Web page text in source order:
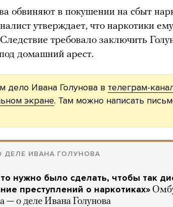
обвиняют в покушении на сбыт
утверждает, что наркотики
требовало заключить
домашний арест.
дело Ивана Голунова в телеграм-
экране. Там можно написать
ИВАНА ГОЛУНОВА
нужно было сделать, чтобы так
преступлений о наркотиках»
— о деле Ивана Голунова